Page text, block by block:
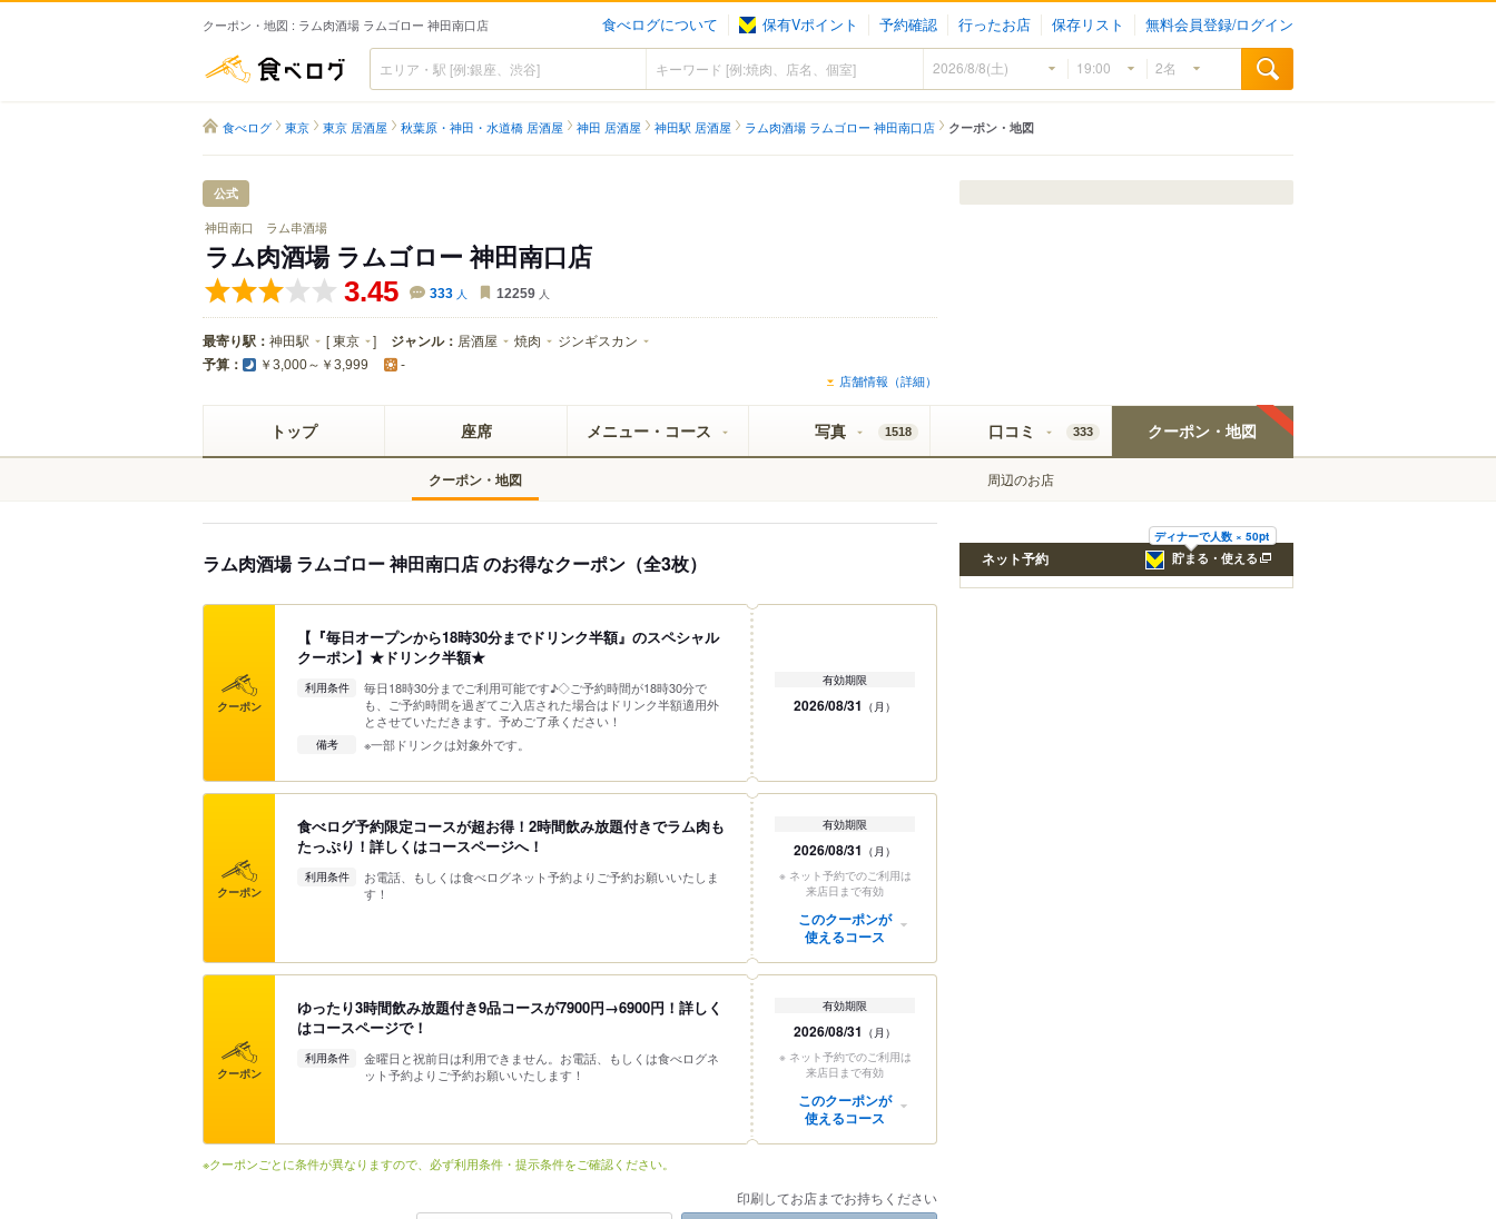
クーポン・地図 : ラム肉酒場 ラムゴロー 神田南口店 食べログについて 保有Vポイント 予約確認 行ったお店 保存リスト 無料会員登録/ログイン
食べログ
食べログ 東京 東京 居酒屋 秋葉原・神田・水道橋 居酒屋 神田 居酒屋 神田駅 居酒屋 ラム肉酒場 ラムゴロー 神田南口店 クーポン・地図
公式
神田南口 ラム串酒場
ラム肉酒場 ラムゴロー 神田南口店
3.45 333 人 12259 人
最寄り駅： 神田駅 [東京 ] ジャンル： 居酒屋 焼肉 ジンギスカン
予算： ￥3,000～￥3,999 -
店舗情報（詳細）
トップ 座席 メニュー・コース 写真 1518 口コミ 333 クーポン・地図
クーポン・地図 周辺のお店
ラム肉酒場 ラムゴロー 神田南口店 のお得なクーポン（全3枚）
クーポン
【『毎日オープンから18時30分までドリンク半額』のスペシャル
クーポン】★ドリンク半額★
利用条件
毎日18時30分までご利用可能です♪◇ご予約時間が18時30分で
も、ご予約時間を過ぎてご入店された場合はドリンク半額適用外
とさせていただきます。予めご了承ください！
備考 ※一部ドリンクは対象外です。
有効期限
2026/08/31 （月）
クーポン
食べログ予約限定コースが超お得！2時間飲み放題付きでラム肉も
たっぷり！詳しくはコースページへ！
利用条件
お電話、もしくは食べログネット予約よりご予約お願いいたしま
す！
有効期限
2026/08/31 （月）
※ ネット予約でのご利用は
来店日まで有効
このクーポンが
使えるコース
クーポン
ゆったり3時間飲み放題付き9品コースが7900円→6900円！詳しく
はコースページで！
利用条件
金曜日と祝前日は利用できません。お電話、もしくは食べログネ
ット予約よりご予約お願いいたします！
有効期限
2026/08/31 （月）
※ ネット予約でのご利用は
来店日まで有効
このクーポンが
使えるコース
※クーポンごとに条件が異なりますので、必ず利用条件・提示条件をご確認ください。
印刷してお店までお持ちください
ディナーで人数 × 50pt
貯まる・使える
ネット予約